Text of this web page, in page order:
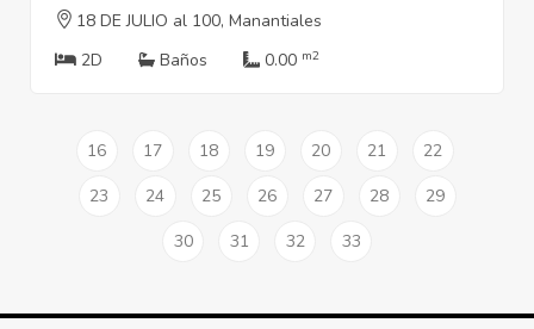
18 DE JULIO al 100, Manantiales
2D
Baños 0.00 m2
16 17 18 19 20 21
22
23
24 25 26 27 28
29
30
31 32 33